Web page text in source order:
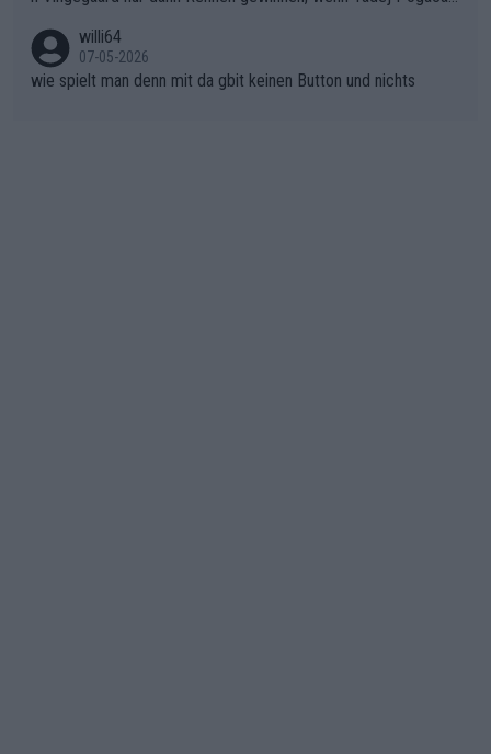
er SD Worx und Vollering müssen jetzt All-In gehen. (gregman
n)
willi64
07-05-2026
wie spielt man denn mit da gbit keinen Button und nichts